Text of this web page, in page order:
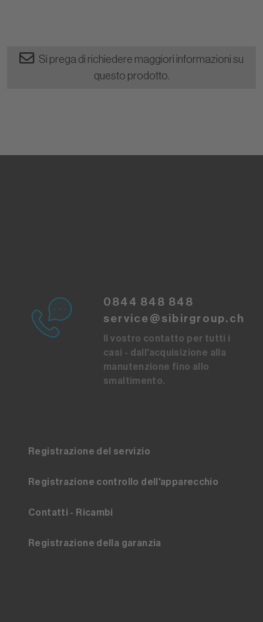
Si prega di richiedere maggiori informazioni su
questo prodotto.
0844 848 848
service@sibirgroup.ch
Il vostro contatto per tutti i
casi - dall'acquisizione alla
manutenzione fino allo
smaltimento.
Registrazione del servizio
Registrazione controllo dell'apparecchio
Contatti - Ricambi
Registrazione della garanzia